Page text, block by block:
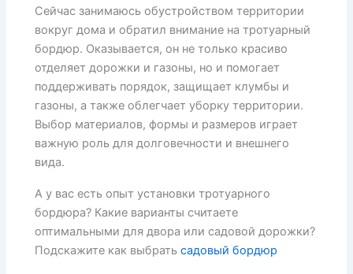
Сейчас занимаюсь обустройством территории
вокруг дома и обратил внимание на тротуарный
бордюр. Оказывается, он не только красиво
отделяет дорожки и газоны, но и помогает
поддерживать порядок, защищает клумбы и
газоны, а также облегчает уборку территории.
Выбор материалов, формы и размеров играет
важную роль для долговечности и внешнего
вида.
А у вас есть опыт установки тротуарного
бордюра? Какие варианты считаете
оптимальными для двора или садовой дорожки?
Подскажите как выбратьсадовый бордюр